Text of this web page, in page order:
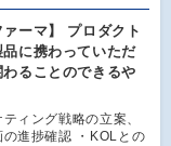
ーマ】 プロダクト
に携わっていただ
ることのできるや
ィング戦略の立案、
進捗確認 ・KOLとの